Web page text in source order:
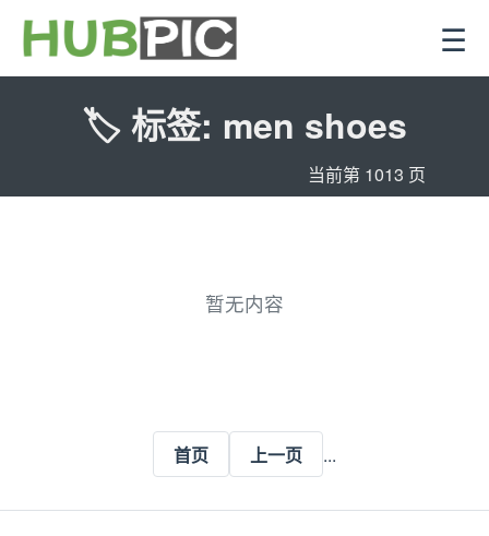
☰
🏷️ 标签: men shoes
当前第 1013 页
暂无内容
首页 上一页 ...